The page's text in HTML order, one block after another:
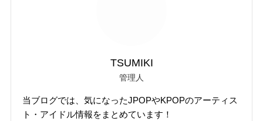
TSUMIKI
管理人
当ブログでは、気になったJPOPやKPOPのアーティス
ト・アイドル情報をまとめています！